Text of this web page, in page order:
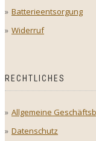
Batterieentsorgung
Widerruf
RECHTLICHES
Allgemeine
Datenschutz